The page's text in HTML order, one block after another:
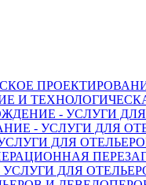
И
- УСЛУГИ
- УСЛУГИ ДЛЯ
ДЛЯ
ДЛЯ